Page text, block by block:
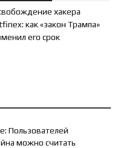
хакера
как «закон Трампа»
его срок
Пользователей
можно считать